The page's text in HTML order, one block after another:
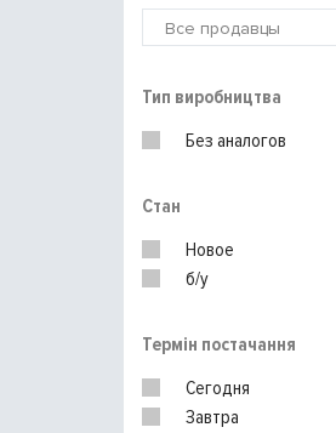
Тип виробництва
Без аналогов
Стан
Новое
б/у
Термін постачання
Сегодня
Завтра